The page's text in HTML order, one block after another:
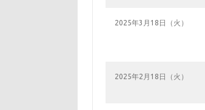
2025年3月18日（火）
2025年2月18日（火）